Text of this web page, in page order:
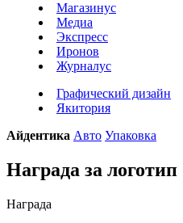
Магазинус
Медиа
Экспресс
Иронов
Журналус
Графический дизайн
Якитория
Айдентика Авто Упаковка
Награда за
Награда